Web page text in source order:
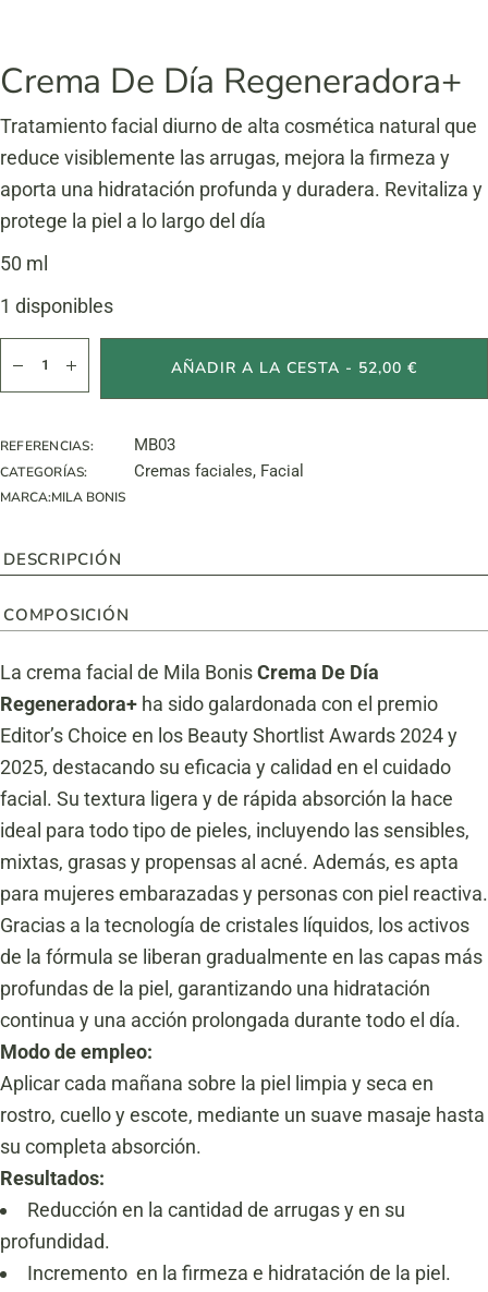
Crema De Día Regeneradora+
Tratamiento facial diurno de alta cosmética natural que
reduce visiblemente las arrugas, mejora la firmeza y
aporta una hidratación profunda y duradera. Revitaliza y
protege la piel a lo largo del día
50 ml
1 disponibles
AÑADIR A LA CESTA - 52,00 €
REFERENCIAS: MB03
CATEGORÍAS: Cremas faciales, Facial
MARCA:MILA BONIS
DESCRIPCIÓN
COMPOSICIÓN
La crema facial de Mila BonisCrema De Día
Regeneradora+ ha sido galardonada con el premio
Editor’s Choice en los Beauty Shortlist Awards 2024 y
2025, destacando su eficacia y calidad en el cuidado
facial. Su textura ligera y de rápida absorción la hace
ideal para todo tipo de pieles, incluyendo las sensibles,
mixtas, grasas y propensas al acné. Además, es apta
para mujeres embarazadas y personas con piel reactiva.
Gracias a la tecnología de cristales líquidos, los activos
de la fórmula se liberan gradualmente en las capas más
profundas de la piel, garantizando una hidratación
continua y una acción prolongada durante todo el día.
Modo de empleo:
Aplicar cada mañana sobre la piel limpia y seca en
rostro, cuello y escote, mediante un suave masaje hasta
su completa absorción.
Resultados:
Reducción en la cantidad de arrugas y en su
profundidad.
Incremento en la firmeza e hidratación de la piel.